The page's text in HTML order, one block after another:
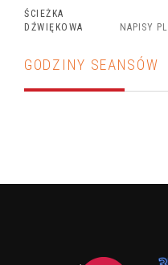
ŚCIEŻKA
DŹWIĘKOWA
NAPISY PL
GODZINY SEANSÓW